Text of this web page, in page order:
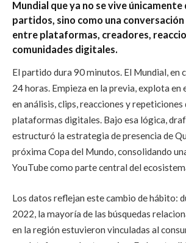
Mundial que ya no se vive
partidos, sino como una
entre plataformas, creadores,
comunidades digitales.
El partido dura 90 minutos. El Mundial, en
24 horas. Empieza en la previa, explota en
en análisis, clips, reacciones y repeticiones
plataformas digitales. Bajo esa lógica,
estructuró la estrategia de presencia de
próxima Copa del Mundo, consolidando
YouTube como parte central del
Los datos reflejan este cambio de hábito:
2022, la mayoría de las búsquedas
en la región estuvieron vinculadas al